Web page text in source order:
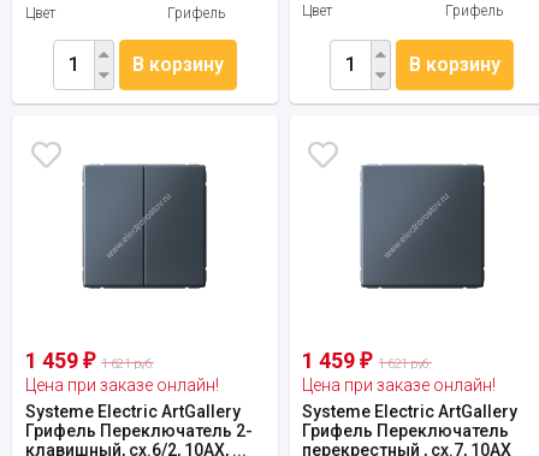
Цвет
Грифель
В корзину
Цвет
Грифель
В корзину
1 459 ₽ 1 621 руб.
Цена при заказе онлайн!
Systeme Electric ArtGallery
Грифель Переключатель 2-
клавишный, сх.6/2, 10АХ, ...
1 459₽ 1 621 руб.
Цена при заказе онлайн!
Systeme Electric ArtGallery
Грифель Переключатель
перекрестный , сх.7, 10АХ